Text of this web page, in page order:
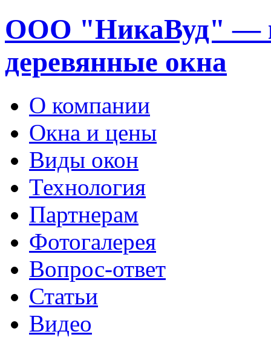
ООО "НикаВуд" —
деревянные окна
О компании
Окна и цены
Виды окон
Технология
Партнерам
Фотогалерея
Вопрос-ответ
Статьи
Видео